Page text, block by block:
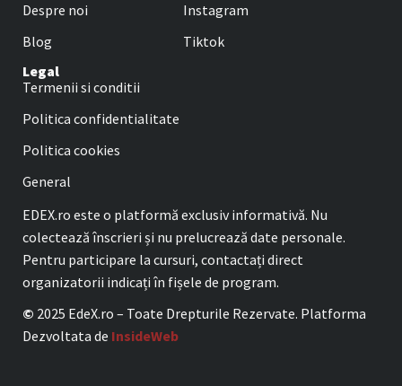
Despre noi
Blog
Instagram
Tiktok
Legal
Termenii si conditii
Politica confidentialitate
Politica cookies
General
EDEX.ro este o platformă exclusiv informativă. Nu
colectează înscrieri și nu prelucrează date personale.
Pentru participare la cursuri, contactați direct
organizatorii indicați în fișele de program.
© 2025 EdeX.ro – Toate Drepturile Rezervate. Platforma
Dezvoltata de InsideWeb